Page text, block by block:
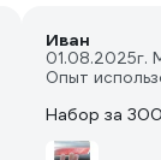
Иван
01.08.2025г.
Опыт
Набор за